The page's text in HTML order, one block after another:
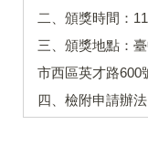
二、頒獎時間：
三、頒獎地點：
市西區英才路600
四、檢附申請辦